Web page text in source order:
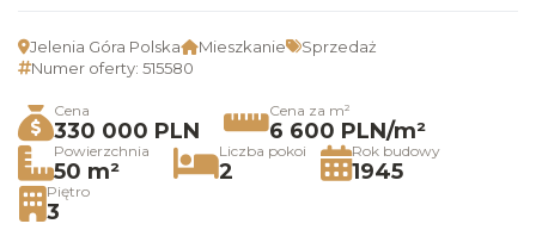
Jelenia Góra Polska Mieszkanie
Sprzedaż
Numer oferty: 515580
Cena
330 000 PLN
Cena za m²
6 600 PLN/m²
Powierzchnia
50 m²
Liczba pokoi
2
Rok budowy
1945
Piętro
3